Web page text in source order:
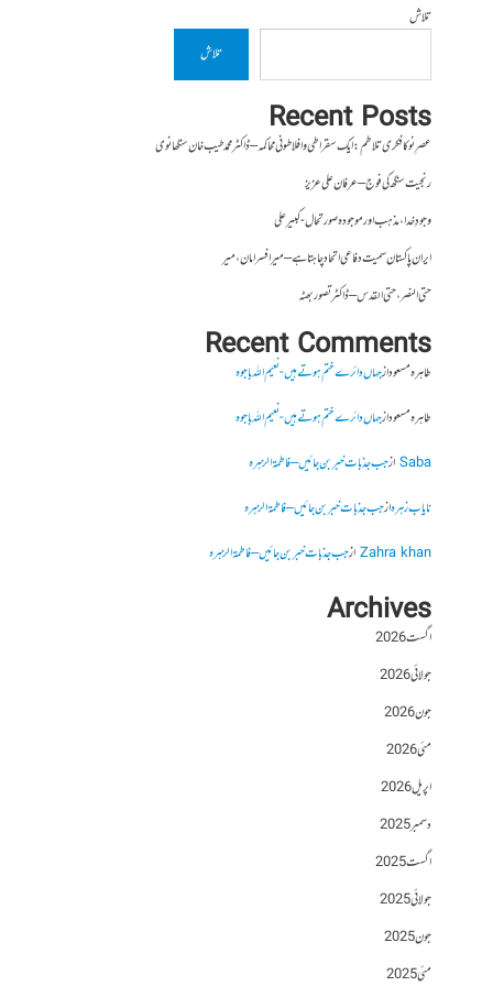
تلاش
تلاش
Recent Posts
عصرِ نو کا فکری تلاطم: ایک سقراطی و افلاطونی محاکمہ – ڈاکٹر محمد طیب خان سنگھانوی
رنجیت سنگھ کی فوج – عرفان علی عزیز
وجودِ خدا، مذہب اور موجودہ صورتحال- کبیر علی
ایران پاکستان سمیت دفاعی اتحاد چاہتا ہے – میر افسر امان،میر
حتی النصر ، حتی القدس – ڈاکٹر تصور بھٹہ
Recent Comments
طاہرہ مسعودازجہاں دائرے ختم ہوتے ہیں- نعیم اللہ باجوہ
طاہرہ مسعودازجہاں دائرے ختم ہوتے ہیں- نعیم اللہ باجوہ
Sabaازجب جذبات خبر بن جائیں – فاطمۃالزہرہ
نایاب زہرہازجب جذبات خبر بن جائیں – فاطمۃالزہرہ
Zahra khanازجب جذبات خبر بن جائیں – فاطمۃالزہرہ
Archives
اگست 2026
جولائی 2026
جون 2026
مئی 2026
اپریل 2026
دسمبر 2025
اگست 2025
جولائی 2025
جون 2025
مئی 2025